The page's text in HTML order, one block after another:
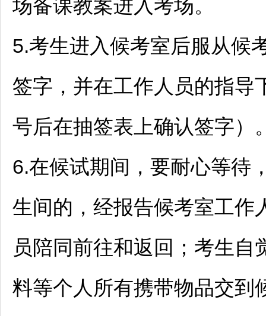
场备课教案进入考场。
5.考生进入候考室后服从候
签字，并在工作人员的指导
号后在抽签表上确认签字）
6.在候试期间，要耐心等待
生间的，经报告候考室工作
员陪同前往和返回；考生
料等个人所有携带物品交到